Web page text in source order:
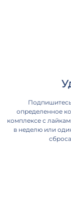
определенное
комплексе с
в неделю или